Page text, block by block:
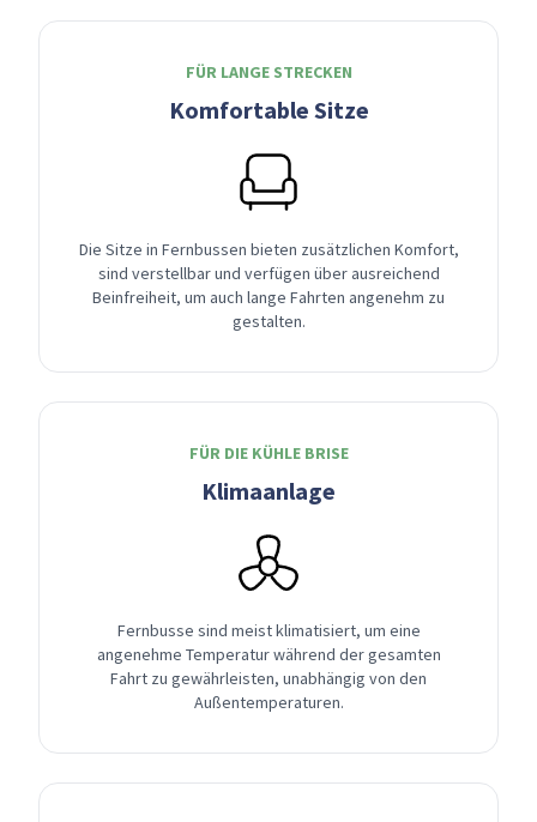
FÜR LANGE STRECKEN
Komfortable Sitze
Die Sitze in Fernbussen bieten zusätzlichen Komfort,
sind verstellbar und verfügen über ausreichend
Beinfreiheit, um auch lange Fahrten angenehm zu
gestalten.
FÜR DIE KÜHLE BRISE
Klimaanlage
Fernbusse sind meist klimatisiert, um eine
angenehme Temperatur während der gesamten
Fahrt zu gewährleisten, unabhängig von den
Außentemperaturen.